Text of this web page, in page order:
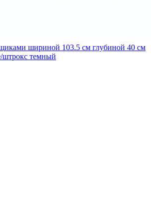
шириной 103.5 см глубиной 40 см
штрокс темный